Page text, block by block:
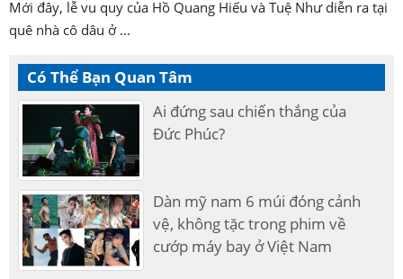
Mới đây, lễ vu quy của Hồ Quang Hiếu và Tuệ Như diễn ra tại
quê nhà cô dâu ở ...
Có Thể Bạn Quan Tâm
Ai đứng sau chiến thắng của
Đức Phúc?
Dàn mỹ nam 6 múi đóng cảnh
vệ, không tặc trong phim về
cướp máy bay ở Việt Nam